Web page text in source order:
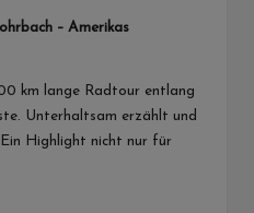
– Amerikas
km lange Radtour entlang
Unterhaltsam erzählt und
Highlight nicht nur für